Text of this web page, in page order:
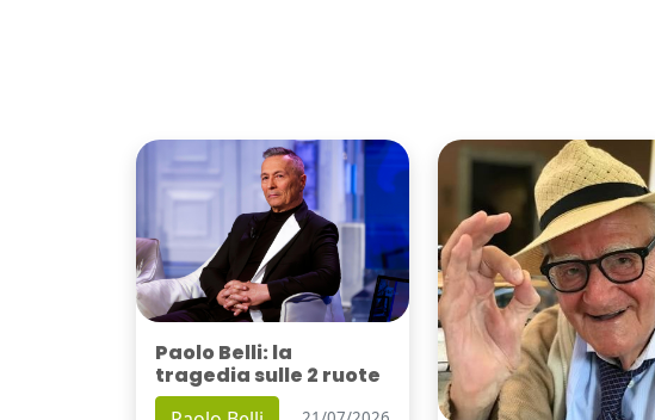
Paolo Belli: la
tragedia sulle 2 ruote